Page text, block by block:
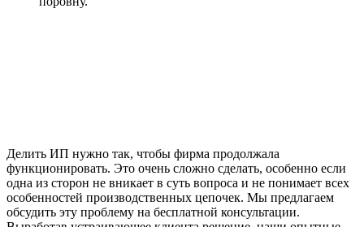
Делить ИП нужно так, чтобы фирма продолжала
функционировать. Это очень сложно сделать, особенно если
одна из сторон не вникает в суть вопроса и не понимает всех
особенностей производственных цепочек. Мы предлагаем
обсудить эту проблему на бесплатной консультации.